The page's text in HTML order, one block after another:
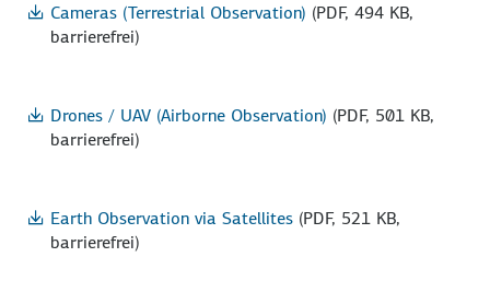
Cameras (Terrestrial Observation) (PDF, 494 KB,
barrierefrei)
Drones / UAV (Airborne Observation) (PDF, 501 KB,
barrierefrei)
Earth Observation via Satellites (PDF, 521 KB,
barrierefrei)